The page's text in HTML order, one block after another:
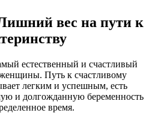
вес на пути к
естественный и счастливый
Путь к счастливому
легким и успешным, есть
и долгожданную беременность
время.